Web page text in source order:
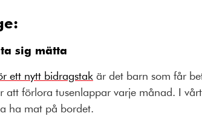
sig mätta
ett nytt bidragstak är det barn som får
att förlora tusenlappar varje månad. I
ha mat på bordet.